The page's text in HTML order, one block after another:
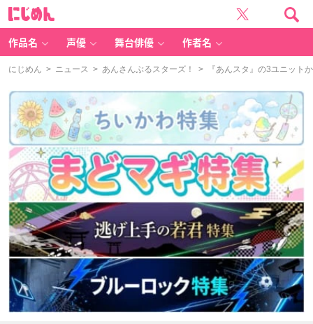
作品名 声優 舞台俳優 作者名
にじめん > ニュース > あんさんぶるスターズ！ > 『あんスタ』の3ユニット